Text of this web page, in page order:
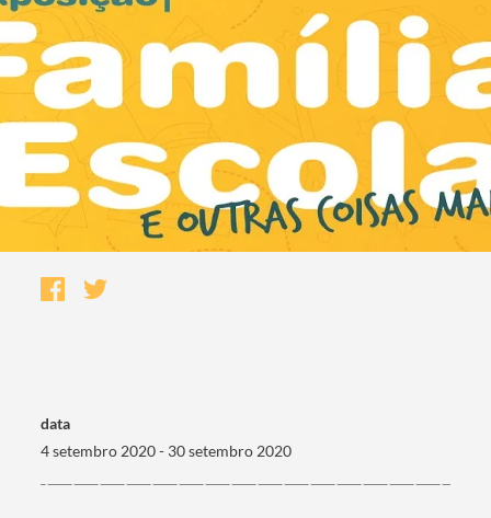
data
4 setembro 2020 - 30 setembro 2020